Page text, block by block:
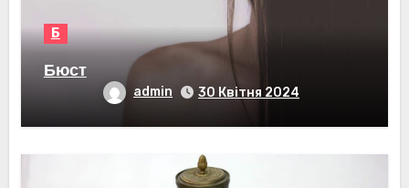
Б
Бюст
admin 30 Квітня 2024